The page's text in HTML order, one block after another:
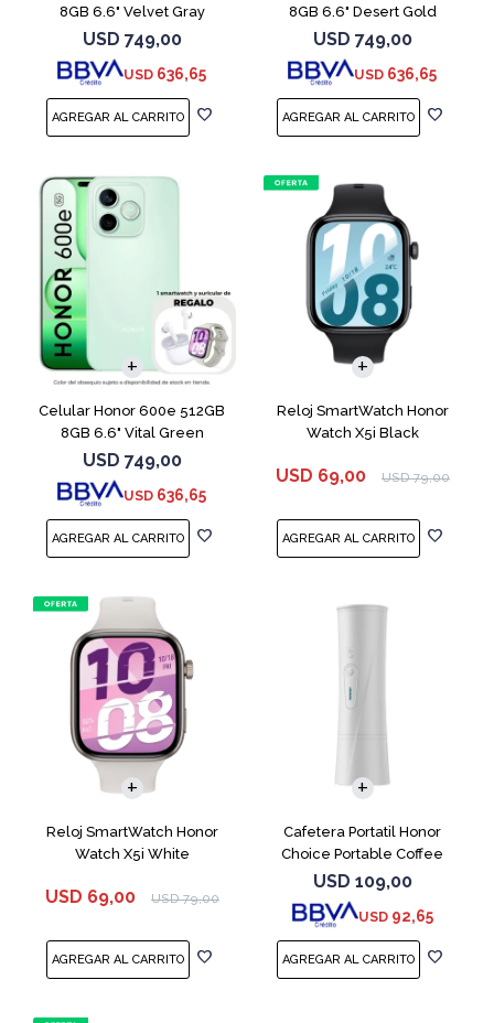
8GB 6.6" Velvet Gray
USD 749,00
USD 636,65
8GB 6.6" Desert Gold
USD 749,00
USD 636,65
Celular Honor 600e 512GB
8GB 6.6" Vital Green
USD 749,00
USD 636,65
COMPARAR
Reloj SmartWatch Honor
Watch X5i Black
USD 69,00 USD 79,00
Reloj SmartWatch Honor
Watch X5i White
USD 69,00 USD 79,00
Cafetera Portatil Honor
Choice Portable Coffee
Machine White
USD 109,00
USD 92,65